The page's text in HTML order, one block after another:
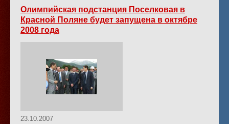
Олимпийская подстанция Поселковая в
Красной Поляне будет запущена в октябре
2008 года
23.10.2007